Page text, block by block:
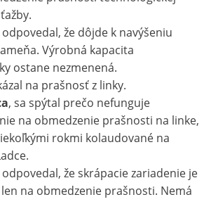
odpovedal, že dôjde k navýšeniu
Výrobná kapacita
ostane nezmenená.
na prašnosť z linky.
, sa spýtal prečo nefunguje
na obmedzenie prašnosti na linke,
rokmi kolaudované na
odpovedal, že skrápacie zariadenie je
na obmedzenie prašnosti. Nemá